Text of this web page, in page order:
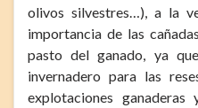
olivos silvestres…), a la
importancia de las
pasto del ganado, ya
invernadero para las
explotaciones